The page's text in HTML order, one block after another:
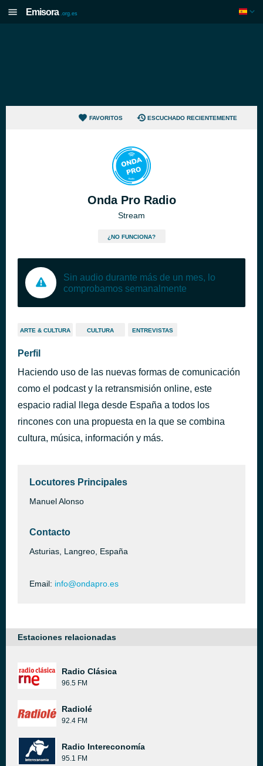
Emisora .org.es
FAVORITOS ESCUCHADO RECIENTEMENTE
Onda Pro Radio
Stream
¿NO FUNCIONA?
Sin audio durante más de un mes, lo
comprobamos semanalmente
ARTE & CULTURA CULTURA ENTREVISTAS
Perfil
Haciendo uso de las nuevas formas de comunicación
como el podcast y la retransmisión online, este
espacio radial llega desde España a todos los
rincones con una propuesta en la que se combina
cultura, música, información y más.
Locutores Principales
Manuel Alonso
Contacto
Asturias, Langreo, España
Email: info@ondapro.es
Estaciones relacionadas
Radio Clásica
96.5 FM
Radiolé
92.4 FM
Radio Intereconomía
95.1 FM